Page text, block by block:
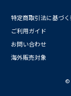
特定商取引法に基づ
ご利用ガイド
お問い合わせ
海外販売対象
©